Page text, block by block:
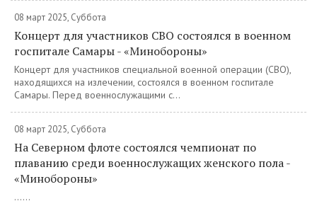
08 март 2025, Суббота
Концерт для участников СВО состоялся в военном
госпитале Самары - «Минобороны»
Концерт для участников специальной военной операции (СВО),
находящихся на излечении, состоялся в военном госпитале
Самары. Перед военнослужащими с...
08 март 2025, Суббота
На Северном флоте состоялся чемпионат по
плаванию среди военнослужащих женского пола -
«Минобороны»
......